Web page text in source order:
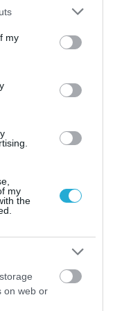
one or more Google
You may click to
third-party tags to
in below Google
my
my
the
on web or
εμβόλια
πεθαίνουν
19